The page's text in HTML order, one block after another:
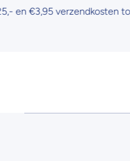
verzendkosten tot €50,-